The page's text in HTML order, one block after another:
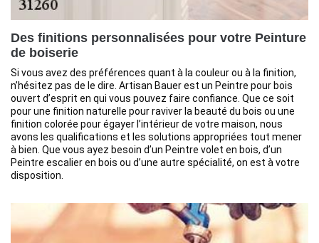
Des finitions personnalisées pour votre Peinture
de boiserie
Si vous avez des préférences quant à la couleur ou à la finition,
n’hésitez pas de le dire. Artisan Bauer est un Peintre pour bois
ouvert d’esprit en qui vous pouvez faire confiance. Que ce soit
pour une finition naturelle pour raviver la beauté du bois ou une
finition colorée pour égayer l’intérieur de votre maison, nous
avons les qualifications et les solutions appropriées tout mener
à bien. Que vous ayez besoin d’un Peintre volet en bois, d’un
Peintre escalier en bois ou d’une autre spécialité, on est à votre
disposition.